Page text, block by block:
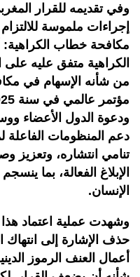
وفي تقديمه للقرار
إجراءات ملموسة
مكافحة خطاب
الكراهية متفق عليه
من شأنه الإسهام في
ودعوة الدول الأعضاء
دعم المنظومات الفاعلة
تنامي انتشاره، وتعزيز
الإبلاغ الفعالة، بما
الإنسان.
وشهدت عملية اعتماد هذا
حذف الإشارة إلى انتهاك
أعمال العنف الرموز